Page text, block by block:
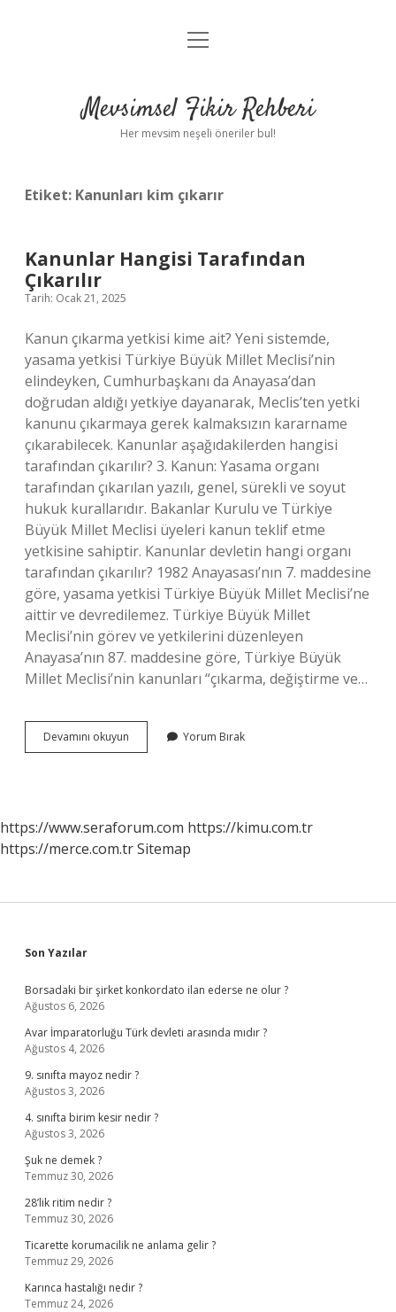
Anasayfa
Yasal Uyarı
menüyü
Mevsimsel Fikir Rehberi
Her mevsim neşeli öneriler bul!
Etiket: Kanunları kim çıkarır
Kanunlar Hangisi Tarafından
Çıkarılır
Tarih: Ocak 21, 2025
Kanun çıkarma yetkisi kime ait? Yeni sistemde,
yasama yetkisi Türkiye Büyük Millet Meclisi’nin
elindeyken, Cumhurbaşkanı da Anayasa’dan
doğrudan aldığı yetkiye dayanarak, Meclis’ten yetki
kanunu çıkarmaya gerek kalmaksızın kararname
çıkarabilecek. Kanunlar aşağıdakilerden hangisi
tarafından çıkarılır? 3. Kanun: Yasama organı
tarafından çıkarılan yazılı, genel, sürekli ve soyut
hukuk kurallarıdır. Bakanlar Kurulu ve Türkiye
Büyük Millet Meclisi üyeleri kanun teklif etme
yetkisine sahiptir. Kanunlar devletin hangi organı
tarafından çıkarılır? 1982 Anayasası’nın 7. maddesine
göre, yasama yetkisi Türkiye Büyük Millet Meclisi’ne
aittir ve devredilemez. Türkiye Büyük Millet
Meclisi’nin görev ve yetkilerini düzenleyen
Anayasa’nın 87. maddesine göre, Türkiye Büyük
Millet Meclisi’nin kanunları “çıkarma, değiştirme ve…
Devamını okuyun Kanunlar
Hangisi
Yorum Bırak
https://www.seraforum.com https://kimu.com.tr
https://merce.com.trSitemap
Sidebar
Son Yazılar
Borsadaki bir şirket konkordato ilan ederse ne olur ?
Ağustos 6, 2026
Avar İmparatorluğu Türk devleti arasında mıdır ?
Ağustos 4, 2026
9. sınıfta mayoz nedir ?
Ağustos 3, 2026
4. sınıfta birim kesir nedir ?
Ağustos 3, 2026
Şuk ne demek ?
Temmuz 30, 2026
28’lik ritim nedir ?
Temmuz 30, 2026
Ticarette korumacilik ne anlama gelir ?
Temmuz 29, 2026
Karınca hastalığı nedir ?
Temmuz 24, 2026